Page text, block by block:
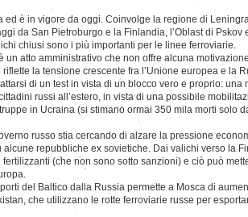
ed è in vigore da oggi. Coinvolge la regione di
da San Pietroburgo e la Finlandia, l’Oblast di Pskov
chiusi sono i più importanti per le linee ferroviarie.
un atto amministrativo che non offre alcuna
la tensione crescente fra l’Unione europea e la
di un test in vista di un blocco vero e proprio: una
russi all’estero, in vista di una possibile
in Ucraina (si stimano ormai 350 mila morti solo
russo stia cercando di alzare la pressione
repubbliche ex sovietiche. Dai valichi verso la
(che non sono sotto sanzioni) e ciò può
del Baltico dalla Russia permette a Mosca di
che utilizzano le rotte ferroviarie russe per